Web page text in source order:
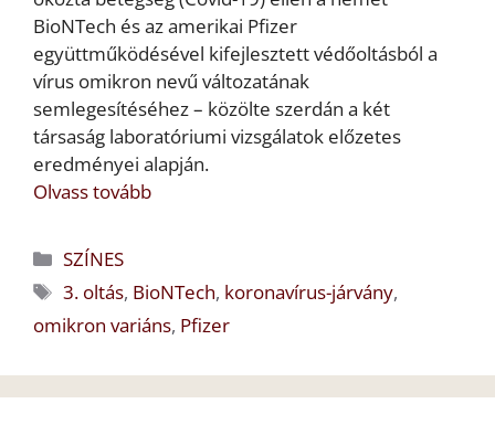
BioNTech és az amerikai Pfizer
együttműködésével kifejlesztett védőoltásból a
vírus omikron nevű változatának
semlegesítéséhez – közölte szerdán a két
társaság laboratóriumi vizsgálatok előzetes
eredményei alapján.
Olvass tovább
Kategória
SZÍNES
Címkék
3. oltás, BioNTech, koronavírus-járvány,
omikron variáns, Pfizer